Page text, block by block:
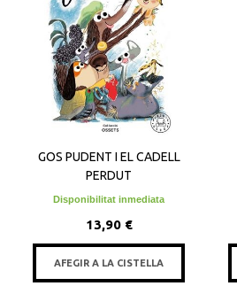
GOS PUDENT I EL CADELL
PERDUT
Disponibilitat inmediata
13,90 €
AFEGIR A LA CISTELLA